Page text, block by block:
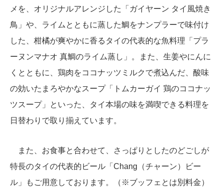
メを、オリジナルアレンジした「ガイヤーン タイ風焼き
鳥」や、ライムとともに蒸した鯛をナンプラーで味付け
した、柑橘が爽やかに香るタイの代表的な魚料理「プラ
ーヌンマナオ 真鯛のライム蒸し」。また、生姜やにんに
くとともに、鶏肉をココナッツミルクで煮込んだ、酸味
の効いたまろやかなスープ「トムカーガイ 鶏のココナッ
ツスープ」といった、タイ本場の味を満喫できる料理を
日替わりで取り揃えています。
また、お食事と合わせて、さっぱりとしたのどごしが
特長のタイの代表的ビール「Chang（チャーン）ビー
ル」もご用意しております。（※ブッフェとは別料金）